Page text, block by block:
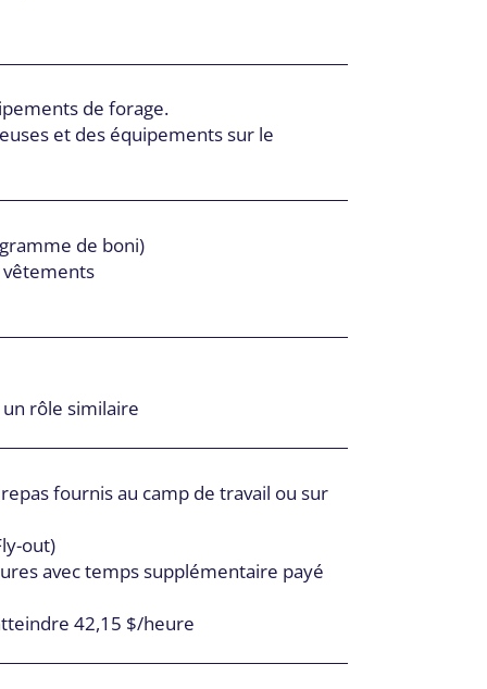
de forage.
et des équipements sur le
de boni)
un rôle similaire
fournis au camp de travail ou sur
out)
avec temps supplémentaire payé
42,15 $/heure